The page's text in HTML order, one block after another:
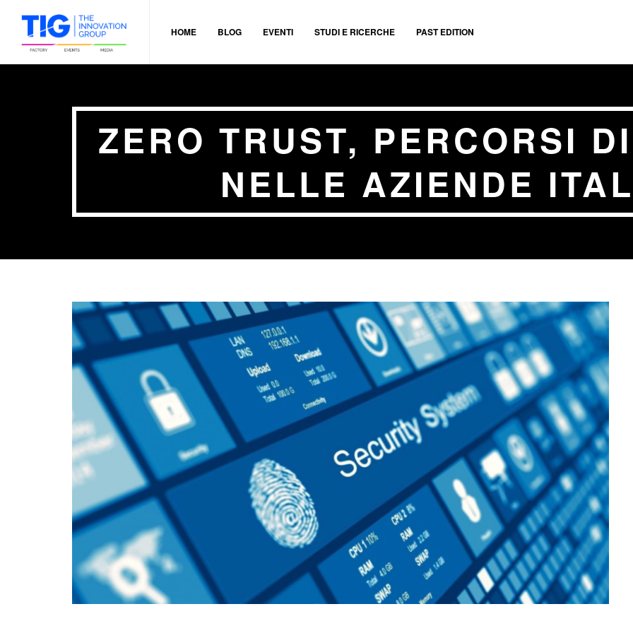
HOME BLOG EVENTI STUDI E RICERCHE PAST EDITION
ZERO TRUST, PERCORSI
NELLE AZIENDE